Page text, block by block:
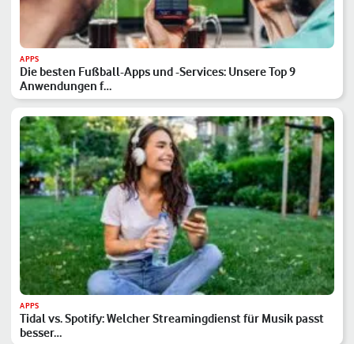
APPS
Die besten Fußball-Apps und -Services: Unsere Top 9
Anwendungen f…
APPS
Tidal vs. Spotify: Welcher Streamingdienst für Musik passt
besser…